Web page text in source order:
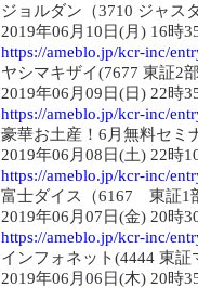
ジョルダン（3710 ジャス
2019年06月10日(月) 16時
https://ameblo.jp/kcr-inc/
ヤシマキザイ(7677 東証2
2019年06月09日(日) 22時
https://ameblo.jp/kcr-inc/
豪華お土産！6月無料セミ
2019年06月08日(土) 22時
https://ameblo.jp/kcr-inc/
富士ダイス（6167 東証1
2019年06月07日(金) 20時
https://ameblo.jp/kcr-inc/
インフォネット(4444 東証
2019年06月06日(木) 20時